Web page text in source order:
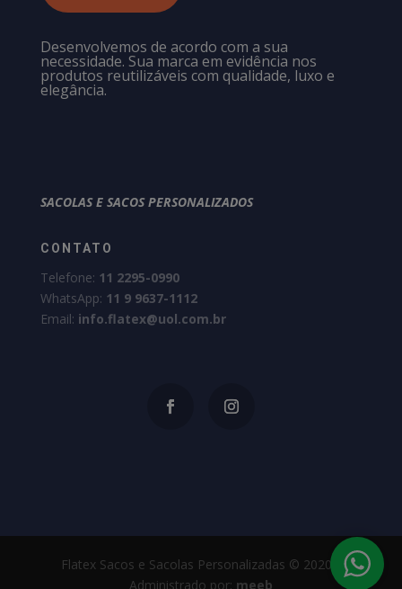
Desenvolvemos de acordo com a sua
necessidade. Sua marca em evidência nos
produtos reutilizáveis com qualidade, luxo e
elegância.
SACOLAS E SACOS PERSONALIZADOS
CONTATO
Telefone: 11 2295-0990
WhatsApp: 11 9 9637-1112
Email: info.flatex@uol.com.br
Flatex Sacos e Sacolas Personalizadas © 2020 -
Administrado por: meeb